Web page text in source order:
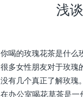
浅
你喝的玫瑰花茶是什么
很多女性朋友对于玫瑰
没有几个真正了解玫瑰
在办公室喝花草茶是